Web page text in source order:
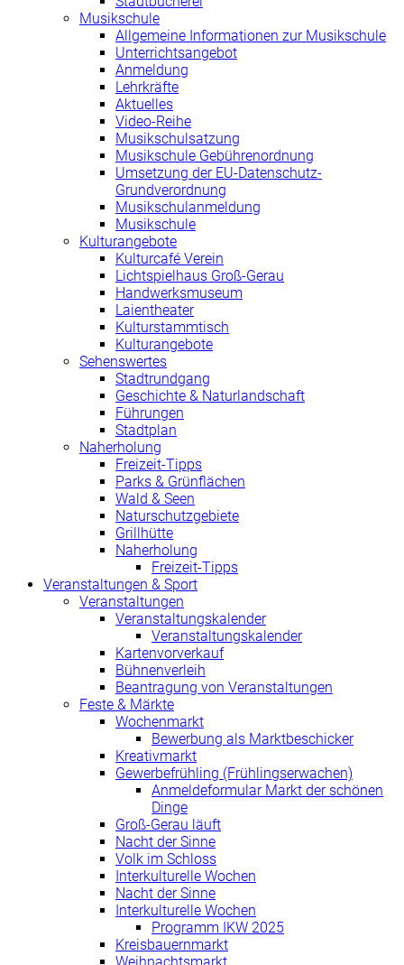
Musikschule
Allgemeine Informationen zur Musikschule
Unterrichtsangebot
Anmeldung
Lehrkräfte
Aktuelles
Video-Reihe
Musikschulsatzung
Musikschule Gebührenordnung
Umsetzung der EU-Datenschutz-
Grundverordnung
Musikschulanmeldung
Musikschule
Kulturangebote
Kulturcafé Verein
Lichtspielhaus Groß-Gerau
Handwerksmuseum
Laientheater
Kulturstammtisch
Kulturangebote
Sehenswertes
Stadtrundgang
Geschichte & Naturlandschaft
Führungen
Stadtplan
Naherholung
Freizeit-Tipps
Parks & Grünflächen
Wald & Seen
Naturschutzgebiete
Grillhütte
Naherholung
Freizeit-Tipps
Veranstaltungen & Sport
Veranstaltungen
Veranstaltungskalender
Veranstaltungskalender
Kartenvorverkauf
Bühnenverleih
Beantragung von Veranstaltungen
Feste & Märkte
Wochenmarkt
Bewerbung als Marktbeschicker
Kreativmarkt
Gewerbefrühling (Frühlingserwachen)
Anmeldeformular Markt der schönen
Dinge
Groß-Gerau läuft
Nacht der Sinne
Volk im Schloss
Interkulturelle Wochen
Nacht der Sinne
Interkulturelle Wochen
Programm IKW 2025
Kreisbauernmarkt